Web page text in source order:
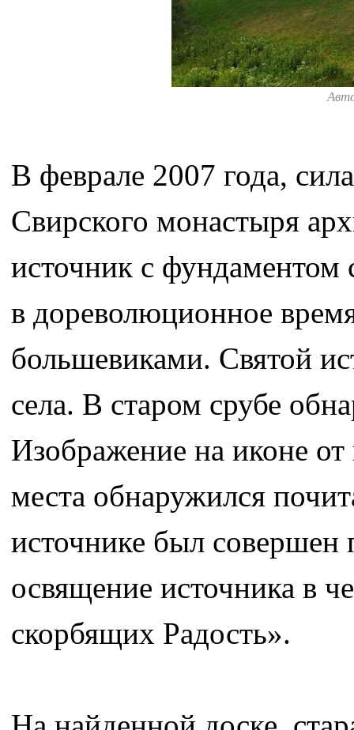
В феврале 2007 года,
Свирского монастыря
источник с фундаментом
в дореволюционное
большевиками. Святой
села. В старом срубе
Изображение на иконе от
места обнаружился
источнике был
освящение источника в
скорбящих Радость».